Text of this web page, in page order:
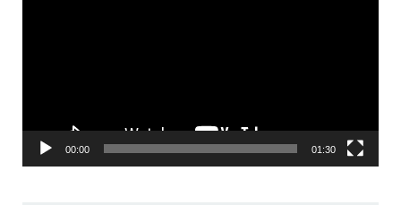
00:00 01:30